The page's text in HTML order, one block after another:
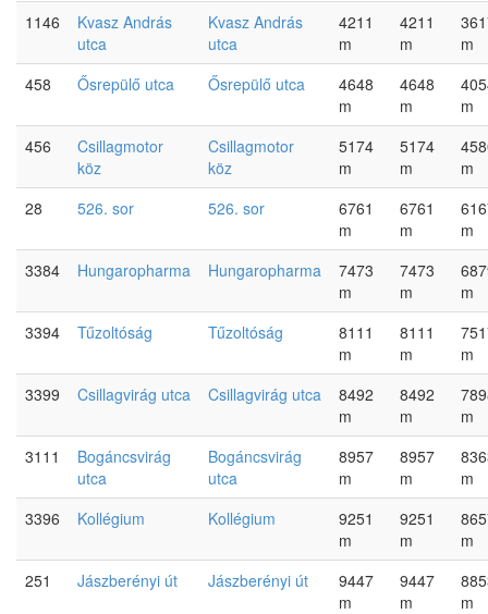
1146
Kvasz András
utca
Kvasz András
utca
4211
m
4211
m
m
458
Ősrepülő utca Ősrepülő utca
4648
m
4648
m
m
456
Csillagmotor
köz
Csillagmotor
köz
5174
m
5174
m
m
28
526. sor 526. sor
6761
m
6761
m
m
3384
Hungaropharma Hungaropharma
7473
m
7473
m
m
3394
Tűzoltóság Tűzoltóság
8111
m
8111
m
m
3399
Csillagvirág utca Csillagvirág utca
8492
m
8492
m
m
3111
Bogáncsvirág
utca
Bogáncsvirág
utca
8957
m
8957
m
m
3396
Kollégium Kollégium
9251
m
9251
m
m
251
Jászberényi út Jászberényi út
9447
m
9447
m
m